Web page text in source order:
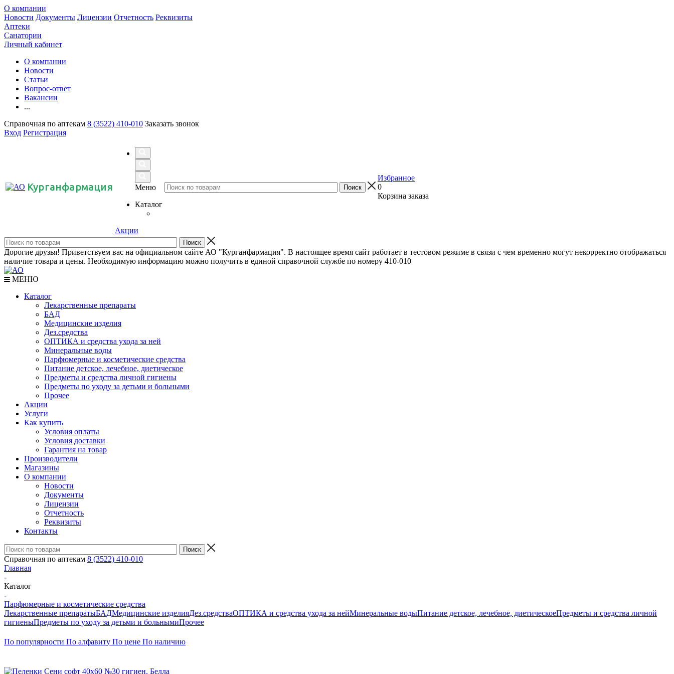
О компании
Новости Документы Лицензии Отчетность Реквизиты
Аптеки
Санатории
Личный кабинет
О компании
Новости
Статьи
Вопрос-ответ
Вакансии
...
Справочная по аптекам 8 (3522) 410-010 Заказать звонок
Вход Регистрация
Курганфармация
Меню
Каталог
Акции
Избранное
0
Корзина заказа
Дорогие друзья! Приветствуем вас на официальном сайте АО "Курганфармация". В настоящее время сайт работает в тестовом режиме в связи с чем временно могут некорректно отображаться
наличие товара и цены. Необходимую информацию можно получить в единой справочной службе по номеру 410-010
МЕНЮ
Каталог
Лекарственные препараты
БАД
Медицинские изделия
Дез.средства
ОПТИКА и средства ухода за ней
Минеральные воды
Парфюмерные и косметические средства
Питание детское, лечебное, диетическое
Предметы и средства личной гигиены
Предметы по уходу за детьми и больными
Прочее
Акции
Услуги
Как купить
Условия оплаты
Условия доставки
Гарантия на товар
Производители
Магазины
О компании
Новости
Документы
Лицензии
Отчетность
Реквизиты
Контакты
Справочная по аптекам 8 (3522) 410-010
Главная
-
Каталог
-
Парфюмерные и косметические средства
Лекарственные препаратыБАДМедицинские изделияДез.средстваОПТИКА и средства ухода за нейМинеральные водыПитание детское, лечебное, диетическоеПредметы и средства личной
гигиеныПредметы по уходу за детьми и больнымиПрочее
По популярности По алфавиту По цене По наличию